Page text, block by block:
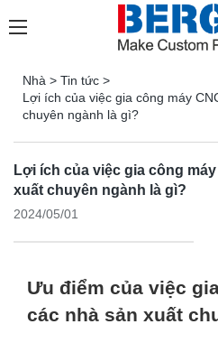
Nhà > Tin tức >
Lợi ích của việc gia công máy
chuyên ngành là gì?
Lợi ích của việc gia công
xuất chuyên ngành là gì?
2024/05/01
Ưu điểm của việc
các nhà sản xuất